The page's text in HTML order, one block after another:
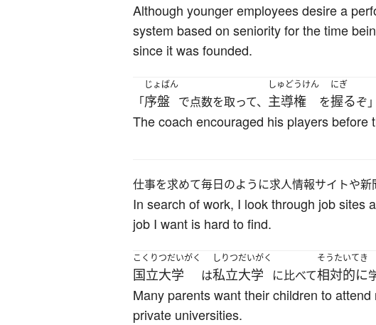
Although younger employees desire a
system based on seniority for the time
since it was founded.
「
じょばん
序盤 で点数を取って、
しゅどうけん
主導権 を
にぎ
握るぞ
The coach encouraged his players before
仕事を求めて毎日のように求人情報サイトや新
In search of work, I look through job sites
job I want is hard to find.
こくりつだいがく
国立大学 は
しりつだいがく
私立大学 に比べて
そうたいてき
相対的に
Many parents want their children to
private universities.